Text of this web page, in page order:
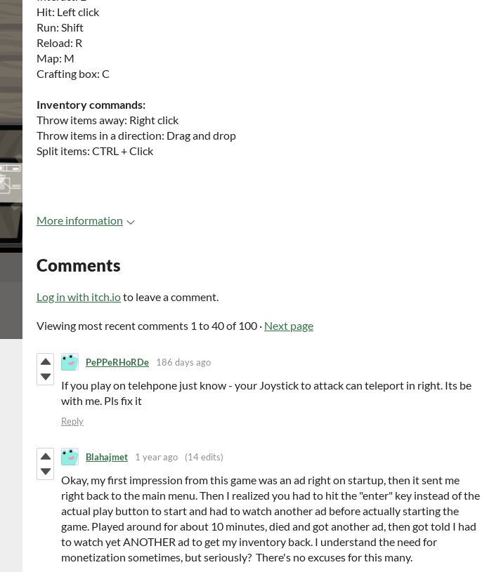
Hit: Left click
Run: Shift
Reload: R
Map: M
Crafting box: C
Inventory commands:
Throw items away: Right click
Throw items in a direction: Drag and drop
Split items: CTRL + Click
More information
Comments
Log in with itch.ioto leave a comment.
Viewing most recent comments 1 to40of 100 · Next page
PePPeRHoRDe 186 days ago
If you play on telehpone just know - your Joystick to attack can teleport in right. Its be
with me. Pls fix it
Reply
Blahajmet 1 year ago (14 edits)
Okay, my first impression from this game was an ad right on startup, then it sent me
right back to the main menu. Then I realized you had to hit the "enter" key instead of the
actual play button to start and had to watch another ad before actually starting the
game. Played around for about 10 minutes, died and got another ad, then got told I had
to watch yet ANOTHER ad to get my inventory back. I understand the need for
monetization sometimes, but seriously? There's no excuses for this many.